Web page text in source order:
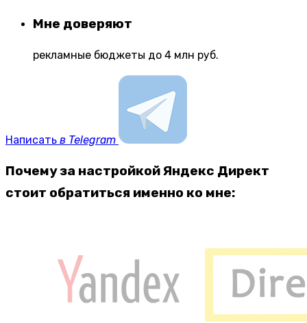
Мне доверяют
рекламные бюджеты до 4 млн руб.
Написать в Telegram
Почему за настройкой Яндекс Директ
стоит обратиться именно ко мне: